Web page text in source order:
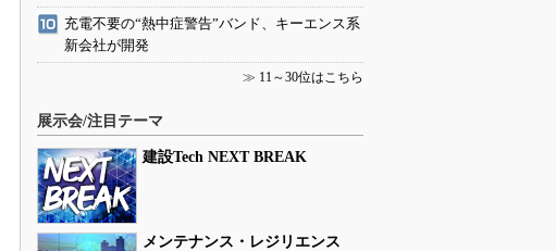
充電不要の“熱中症警告”バンド、キーエンス系
新会社が開発
≫ 11～30位はこちら
展示会/注目テーマ
建設Tech NEXT BREAK
メンテナンス・レジリエンス